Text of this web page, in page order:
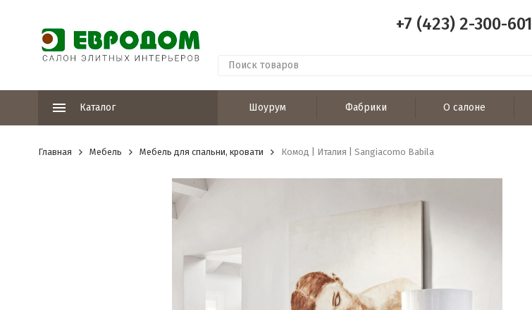
+7 (423) 2-300-601
Каталог Шоурум Фабрики О салоне
Главная Мебель Мебель для спальни, кровати Комод | Италия | Sangiacomo Babila